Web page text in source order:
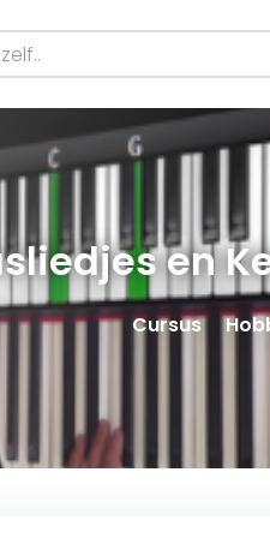
en
Cursus